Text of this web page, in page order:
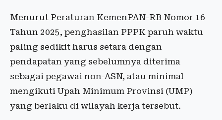
Menurut Peraturan KemenPAN-RB Nomor 16
Tahun 2025, penghasilan PPPK paruh waktu
paling sedikit harus setara dengan
pendapatan yang sebelumnya diterima
sebagai pegawai non-ASN, atau minimal
mengikuti Upah Minimum Provinsi (UMP)
yang berlaku di wilayah kerja tersebut.